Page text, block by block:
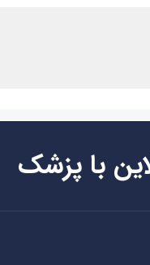
با پزشک